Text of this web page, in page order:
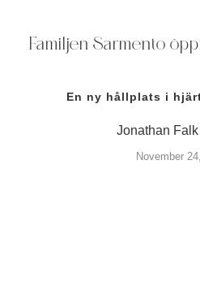
Familjen Sarmento
En ny hållplats i
Jonathan
November